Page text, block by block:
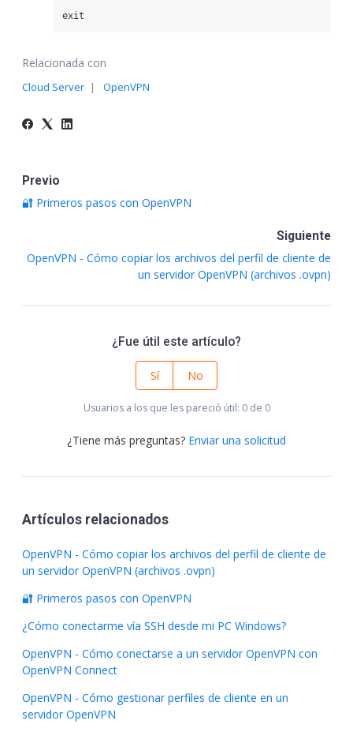
exit
Relacionada con
Cloud Server OpenVPN
Previo
🔐 Primeros pasos con OpenVPN
Siguiente
OpenVPN - Cómo copiar los archivos del perfil de cliente de
un servidor OpenVPN (archivos .ovpn)
¿Fue útil este artículo?
Sí No
Usuarios a los que les pareció útil: 0 de 0
¿Tiene más preguntas? Enviar una solicitud
Artículos relacionados
OpenVPN - Cómo copiar los archivos del perfil de cliente de
un servidor OpenVPN (archivos .ovpn)
🔐 Primeros pasos con OpenVPN
¿Cómo conectarme vía SSH desde mi PC Windows?
OpenVPN - Cómo conectarse a un servidor OpenVPN con
OpenVPN Connect
OpenVPN - Cómo gestionar perfiles de cliente en un
servidor OpenVPN